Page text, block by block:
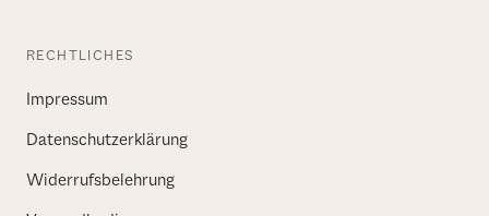
RECHTLICHES
Impressum
Datenschutzerklärung
Widerrufsbelehrung